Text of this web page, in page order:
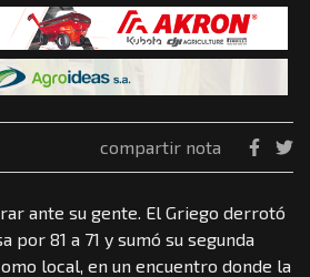
compartir nota
ante su gente. El Griego derrotó
por 81 a 71 y sumó su segunda
local, en un encuentro donde la